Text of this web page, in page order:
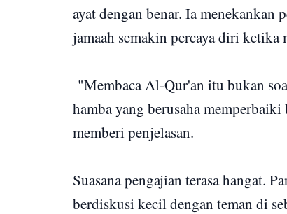
ayat dengan benar. Ia
jamaah semakin percaya diri ketika
"Membaca Al-Qur'an itu bukan
hamba yang berusaha
memberi penjelasan.
Suasana pengajian terasa hangat.
berdiskusi kecil dengan teman di